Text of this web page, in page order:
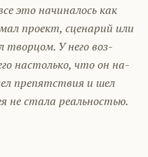
это на­чина­лось как
про­ект, сце­нарий или
твор­цом. У не­го воз­
нас­толь­ко, что он на­
пре­пятс­твия и шел
не ста­ла ре­аль­ностью.